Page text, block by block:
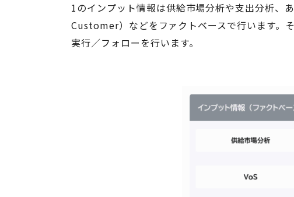
1のインプット情報は供給市場分析や支出分析
Customer）などをファクトベースで行います。
実行／フォローを行います。